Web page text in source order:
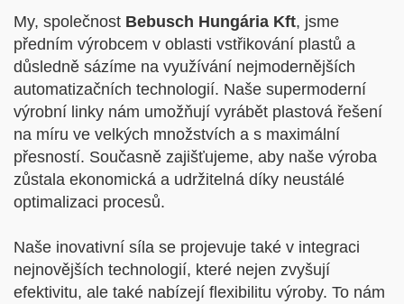
My, společnost Bebusch Hungária Kft, jsme
předním výrobcem v oblasti vstřikování plastů a
důsledně sázíme na využívání nejmodernějších
automatizačních technologií. Naše supermoderní
výrobní linky nám umožňují vyrábět plastová řešení
na míru ve velkých množstvích a s maximální
přesností. Současně zajišťujeme, aby naše výroba
zůstala ekonomická a udržitelná díky neustálé
optimalizaci procesů.
Naše inovativní síla se projevuje také v integraci
nejnovějších technologií, které nejen zvyšují
efektivitu, ale také nabízejí flexibilitu výroby. To nám